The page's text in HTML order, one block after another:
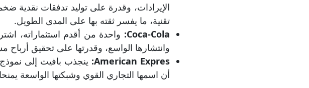
الإيرادات، وقدرة على توليد تدفقات نقدية
تقنية، ما يفسر ثقته بها على المدى الطويل.
Coca-Cola
: واحدة من أقدم استثماراته،
وانتشارها الواسع، وقدرتها على تحقيق
American Expres
: ينجذب بافيت إلى
أن اسمها التجاري القوي وشبكتها الواسعة